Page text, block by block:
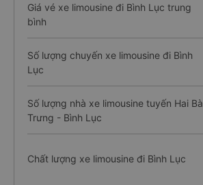
Giá vé xe limousine đi Bình Lục trung
bình
Số lượng chuyến xe limousine đi Bình
Lục
Số lượng nhà xe limousine tuyến Hai Bà
Trưng - Bình Lục
Chất lượng xe limousine đi Bình Lục